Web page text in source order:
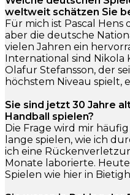
weltweit schätzen Sie
Für mich ist Pascal
aber die deutsche
vielen Jahren ein
International sind Nikola
Olafur Stefansson, der
höchstem Niveau spielt,
Sie sind jetzt 30 Jahre
Handball spielen?
Die Frage wird mir
lange spielen, wie ich
ich eine
Monate laborierte.
Spielen wie hier in